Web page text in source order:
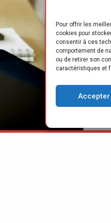
Pour offrir les
cookies pour
consentir à ces
comportement de
ou de retirer son
caractéristiques et
Accepter